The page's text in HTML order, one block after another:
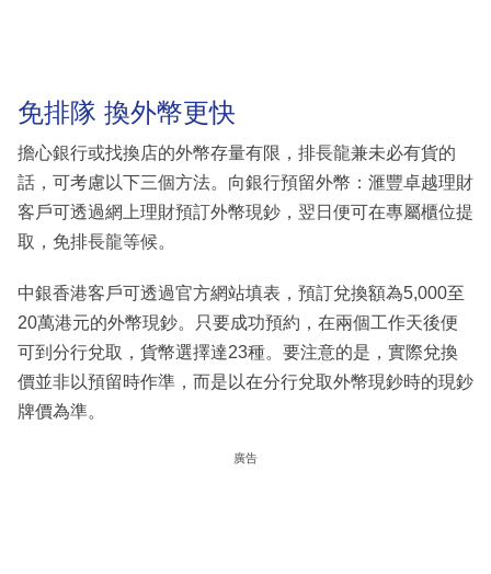
免排隊 換外幣更快
擔心銀行或找換店的外幣存量有限，排長龍兼未必有貨的
話，可考慮以下三個方法。向銀行預留外幣：滙豐卓越理財
客戶可透過網上理財預訂外幣現鈔，翌日便可在專屬櫃位提
取，免排長龍等候。
中銀香港客戶可透過官方網站填表，預訂兌換額為5,000至
20萬港元的外幣現鈔。只要成功預約，在兩個工作天後便
可到分行兌取，貨幣選擇達23種。要注意的是，實際兌換
價並非以預留時作準，而是以在分行兌取外幣現鈔時的現鈔
牌價為準。
廣告